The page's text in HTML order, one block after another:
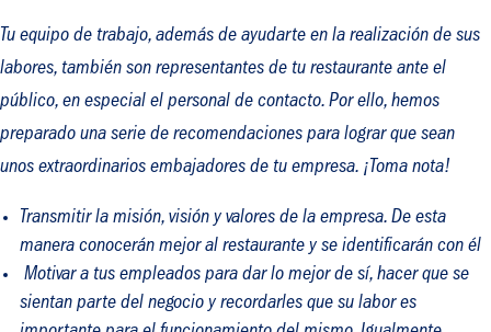
Tu equipo de trabajo, además de ayudarte en la realización de sus
labores, también son representantes de tu restaurante ante el
público, en especial el personal de contacto. Por ello, hemos
preparado una serie de recomendaciones para lograr que sean
unos extraordinarios embajadores de tu empresa. ¡Toma nota!
Transmitir la misión, visión y valores de la empresa. De esta
manera conocerán mejor al restaurante y se identificarán con él
Motivar a tus empleados para dar lo mejor de sí, hacer que se
sientan parte del negocio y recordarles que su labor es